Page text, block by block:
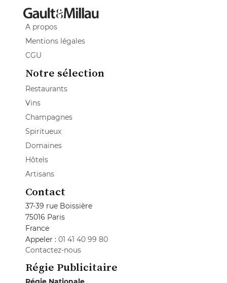
A propos
Mentions légales
CGU
Notre sélection
Restaurants
Vins
Champagnes
Spiritueux
Domaines
Hôtels
Artisans
Contact
37-39 rue Boissière
75016 Paris
France
Appeler : 01 41 40 99 80
Contactez-nous
Régie Publicitaire